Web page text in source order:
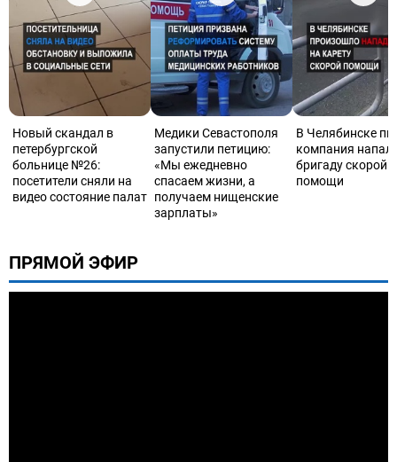
Новый скандал в
петербургской
больнице №26:
посетители сняли на
видео состояние палат
Медики Севастополя
запустили петицию:
«Мы ежедневно
спасаем жизни, а
получаем нищенские
зарплаты»
В Челябинске
компания
бригаду скорой
помощи
ПРЯМОЙ ЭФИР